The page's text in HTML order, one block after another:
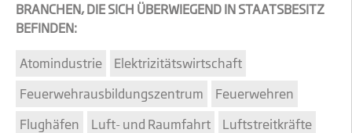
BRANCHEN, DIE SICH ÜBERWIEGEND IN STAATSBESITZ
BEFINDEN:
Atomindustrie
Elektrizitätswirtschaft
Feuerwehrausbildungszentrum
Feuerwehren
Flughäfen
Luft- und Raumfahrt
Luftstreitkräfte